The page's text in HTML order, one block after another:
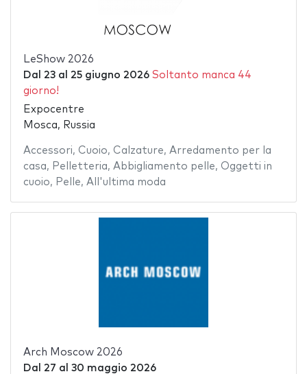
LeShow 2026
Dal 23al 25 giugno 2026 Soltanto manca 44
giorno!
Expocentre
Mosca, Russia
Accessori, Cuoio, Calzature, Arredamento per la
casa, Pelletteria, Abbigliamento pelle, Oggetti in
cuoio, Pelle, All'ultima moda
Arch Moscow 2026
Dal 27 al 30 maggio 2026